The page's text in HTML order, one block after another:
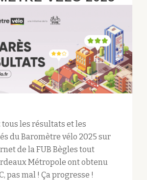
tous les résultats et les
du Baromètre vélo 2025 sur
de la FUB Bègles tout
Métropole ont obtenu
pas mal ! Ça progresse !